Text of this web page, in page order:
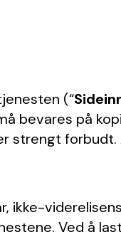
(“
bevares på
strengt
ikke-
Ved å